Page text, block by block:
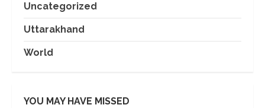
Uncategorized
Uttarakhand
World
YOU MAY HAVE MISSED